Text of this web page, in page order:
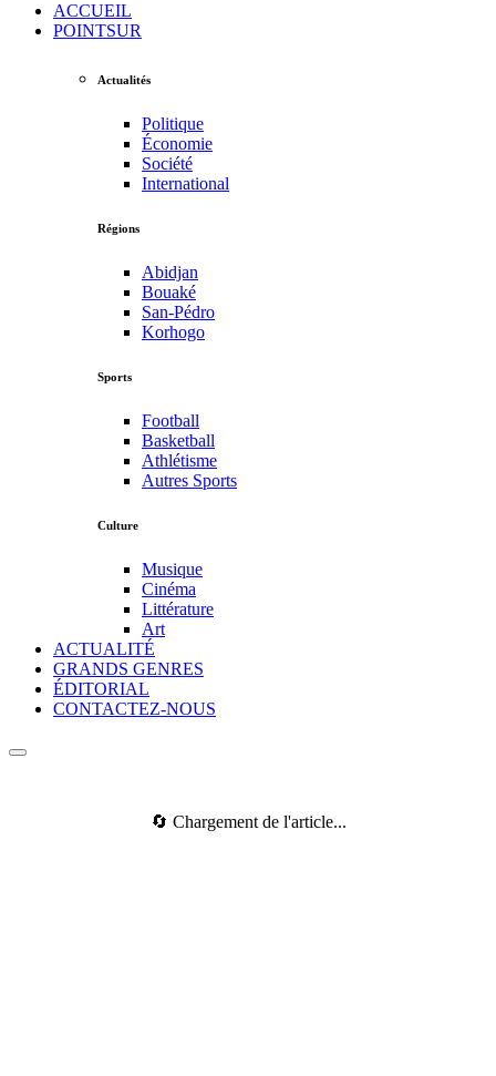
ACCUEIL
POINTSUR
Actualités
Politique
Économie
Société
International
Régions
Abidjan
Bouaké
San-Pédro
Korhogo
Sports
Football
Basketball
Athlétisme
Autres Sports
Culture
Musique
Cinéma
Littérature
Art
ACTUALITÉ
GRANDS GENRES
ÉDITORIAL
CONTACTEZ-NOUS
🔄 Chargement de l'article...